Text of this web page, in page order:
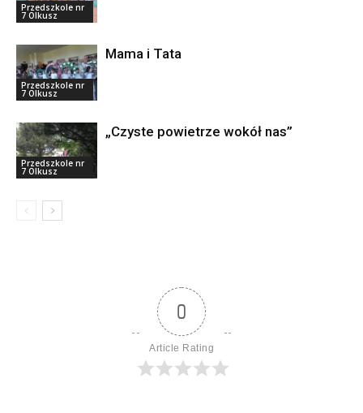
Przedszkole nr
7 Olkusz
Przedszkole nr
7 Olkusz
Mama i Tata
Przedszkole nr
7 Olkusz
„Czyste powietrze wokół nas”
0
Article Rating